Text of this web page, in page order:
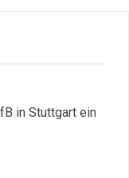
in Stuttgart ein